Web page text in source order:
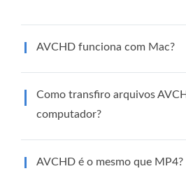
AVCHD funciona com Mac?
Como transfiro arquivos
computador?
AVCHD é o mesmo que MP4?